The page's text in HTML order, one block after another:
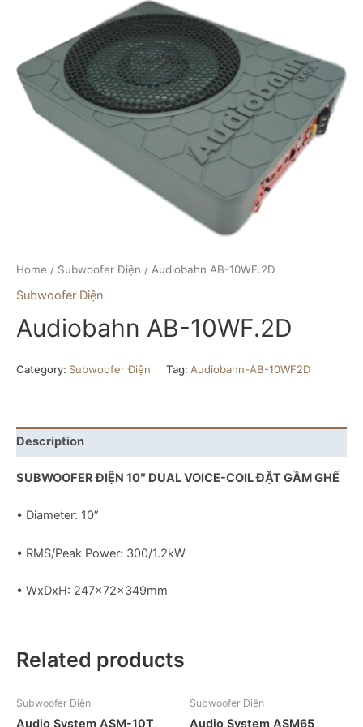
Home / Subwoofer Điện / Audiobahn AB-10WF.2D
Subwoofer Điện
Audiobahn AB-10WF.2D
Category: Subwoofer Điện Tag: Audiobahn-AB-10WF2D
Description
SUBWOOFER ĐIỆN 10″ DUAL VOICE-COIL ĐẶT GẦM GHẾ
• Diameter: 10”
• RMS/Peak Power: 300/1.2kW
• WxDxH: 247x72x349mm
Related products
Subwoofer Điện
Audio System ASM-10T
Subwoofer Điện
Audio System ASM65